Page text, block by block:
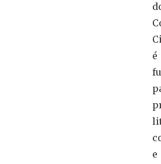
é
e